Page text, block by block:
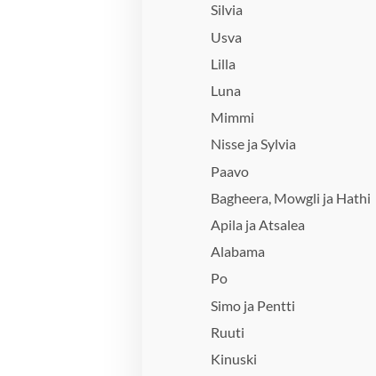
Silvia
Usva
Lilla
Luna
Mimmi
Nisse ja Sylvia
Paavo
Bagheera, Mowgli ja Hathi
Apila ja Atsalea
Alabama
Po
Simo ja Pentti
Ruuti
Kinuski